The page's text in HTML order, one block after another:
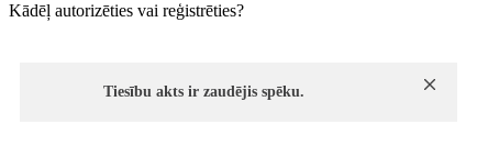
Kādēļ autorizēties vai reģistrēties?
Tiesību akts ir zaudējis spēku.